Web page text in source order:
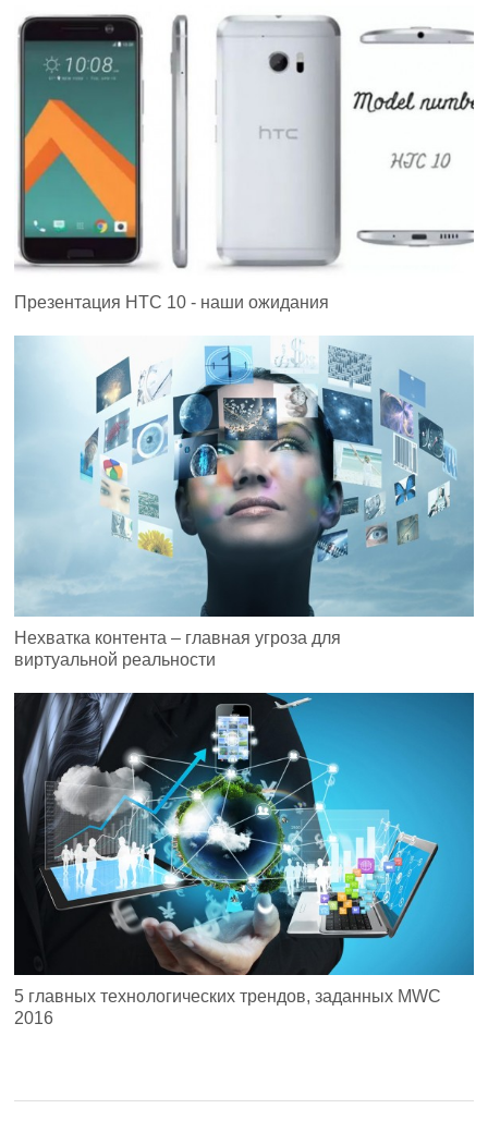
Презентация HTC 10 - наши ожидания
Нехватка контента – главная угроза для
виртуальной реальности
5 главных технологических трендов, заданных MWC
2016